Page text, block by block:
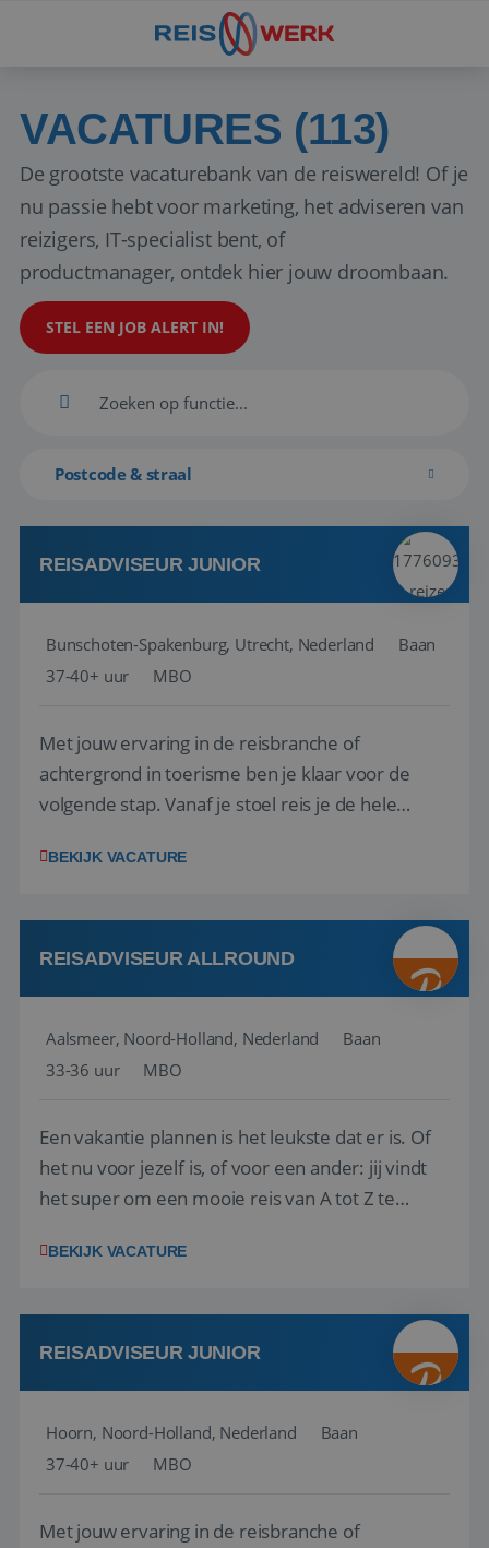
VACATURES (113)
De grootste vacaturebank van de reiswereld! Of je
nu passie hebt voor marketing, het adviseren van
reizigers, IT-specialist bent, of
productmanager, ontdek hier jouw droombaan.
STEL EEN JOB ALERT IN!
Postcode & straal
REISADVISEUR JUNIOR
Bunschoten-Spakenburg, Utrecht, Nederland
Baan
37-40+ uur
MBO
Met jouw ervaring in de reisbranche of
achtergrond in toerisme ben je klaar voor de
volgende stap. Vanaf je stoel reis je de hele
wensen van je team, je klant en wat er in de
klanten te overtuigen om die droomreis te
boeken! ...
BEKIJK VACATURE
REISADVISEUR ALLROUND
Aalsmeer, Noord-Holland, Nederland
Baan
33-36 uur
MBO
Een vakantie plannen is het leukste dat er is. Of
het nu voor jezelf is, of voor een ander: jij vindt
het super om een mooie reis van A tot Z te
vakantiegangers de meest prachtige plekjes op
werken: of het nu gaat om vragen ...
BEKIJK VACATURE
REISADVISEUR JUNIOR
Hoorn, Noord-Holland, Nederland
Baan
37-40+ uur
MBO
Met jouw ervaring in de reisbranche of